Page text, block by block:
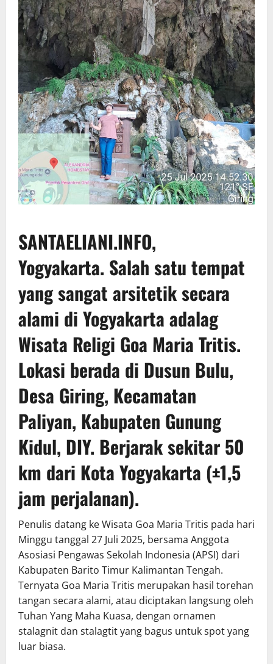
SANTAELIANI.INFO,
Yogyakarta. Salah satu tempat
yang sangat arsitetik secara
alami di Yogyakarta adalag
Wisata Religi Goa Maria Tritis.
Lokasi berada di Dusun Bulu,
Desa Giring, Kecamatan
Paliyan, Kabupaten Gunung
Kidul, DIY. Berjarak sekitar 50
km dari Kota Yogyakarta (±1,5
jam perjalanan).
Penulis datang ke Wisata Goa Maria Tritis pada hari
Minggu tanggal 27 Juli 2025, bersama Anggota
Asosiasi Pengawas Sekolah Indonesia (APSI) dari
Kabupaten Barito Timur Kalimantan Tengah.
Ternyata Goa Maria Tritis merupakan hasil torehan
tangan secara alami, atau diciptakan langsung oleh
Tuhan Yang Maha Kuasa, dengan ornamen
stalagnit dan stalagtit yang bagus untuk spot yang
luar biasa.